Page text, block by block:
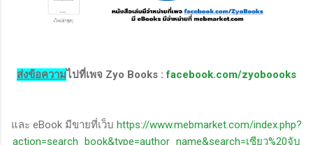
ส่งข้อความไปที่เพจ Zyo Books :facebook.com/zyoboooks
และ eBook มีขายที่เว็บ https://www.mebmarket.com/index.php?
action=search_book&type=author_name&search=เซียว%20จับ